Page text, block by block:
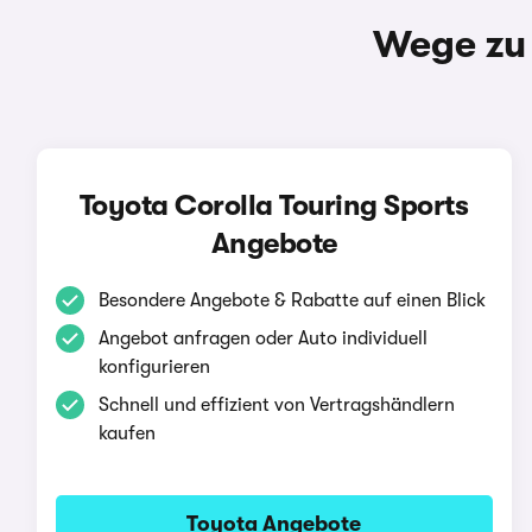
Wege
Toyota Corolla Touring Sports
Angebote
Besondere Angebote & Rabatte auf einen Blick
Angebot anfragen oder Auto individuell
konfigurieren
Schnell und effizient von Vertragshändlern
kaufen
Toyota Angebote